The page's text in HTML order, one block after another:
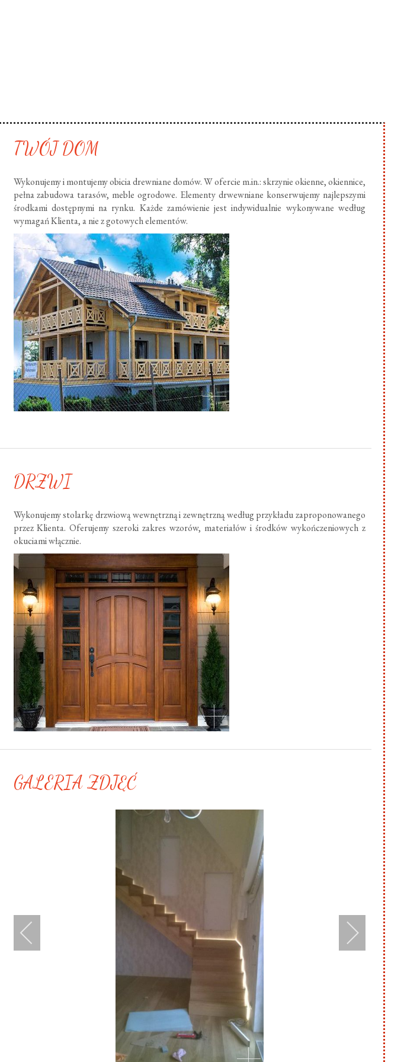
TWÓJ DOM
Wykonujemy i montujemy obicia drewniane domów. W ofercie m.in.: skrzynie okienne, okiennice,
pełna zabudowa tarasów, meble ogrodowe. Elementy drwewniane konserwujemy najlepszymi
środkami dostępnymi na rynku. Każde zamówienie jest indywidualnie wykonywane według
wymagań Klienta, a nie z gotowych elementów.
DRZWI
Wykonujemy stolarkę drzwiową wewnętrzną i zewnętrzną według przykładu zaproponowanego
przez Klienta. Oferujemy szeroki zakres wzorów, materiałów i środków wykończeniowych z
okuciami włącznie.
GALERIA ZDJĘĆ